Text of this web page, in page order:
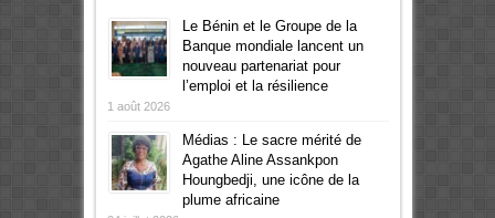
Le Bénin et le Groupe de la
Banque mondiale lancent un
nouveau partenariat pour
l’emploi et la résilience
1 août 2026
Médias : Le sacre mérité de
Agathe Aline Assankpon
Houngbedji, une icône de la
plume africaine